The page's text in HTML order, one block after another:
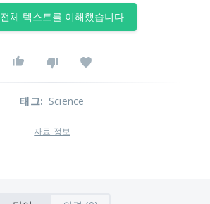
전체 텍스트를 이해했습니다
태그: Science
자료 정보